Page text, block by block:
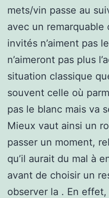
mets/vin passe au
avec un
invités n’aiment pas
n’aimeront pas plus
situation classique
souvent celle où
pas le blanc mais va
Mieux vaut ainsi un
passer un moment,
qu’il aurait du mal à
avant de choisir un
observer la . En